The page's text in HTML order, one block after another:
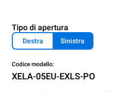
Tipo di apertura
Destra Sinistra
Codice modello:
XELA-05EU-EXLS-PO